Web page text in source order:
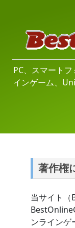
PC、スマート
インゲーム、
著作権
当サイト（
ンラインゲ